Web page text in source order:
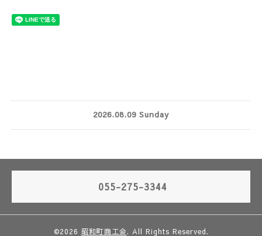
2026.08.09 Sunday
055-275-3344
©2026 昭和町商工会. All Rights Reserved.